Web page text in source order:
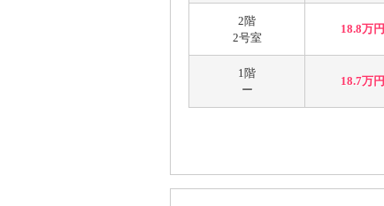
2階
2号室
18.8万円
1階
ー
18.7万円